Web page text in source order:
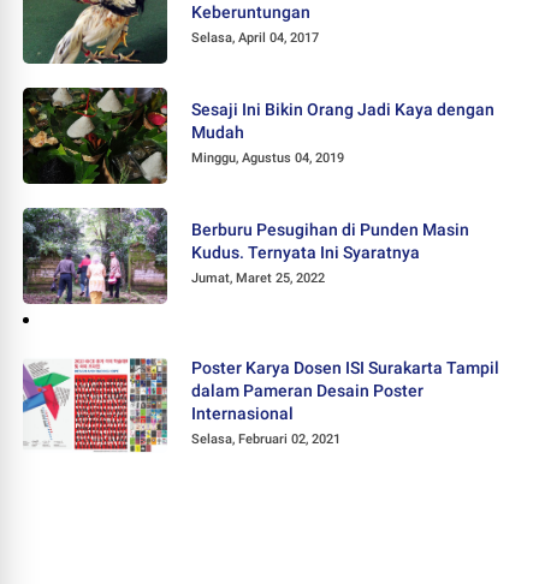
Keberuntungan
Selasa, April 04, 2017
Sesaji Ini Bikin Orang Jadi Kaya dengan
Mudah
Minggu, Agustus 04, 2019
Berburu Pesugihan di Punden Masin
Kudus. Ternyata Ini Syaratnya
Jumat, Maret 25, 2022
Poster Karya Dosen ISI Surakarta Tampil
dalam Pameran Desain Poster
Internasional
Selasa, Februari 02, 2021